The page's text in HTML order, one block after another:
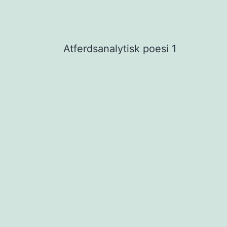
Atferdsanalytisk poesi 1